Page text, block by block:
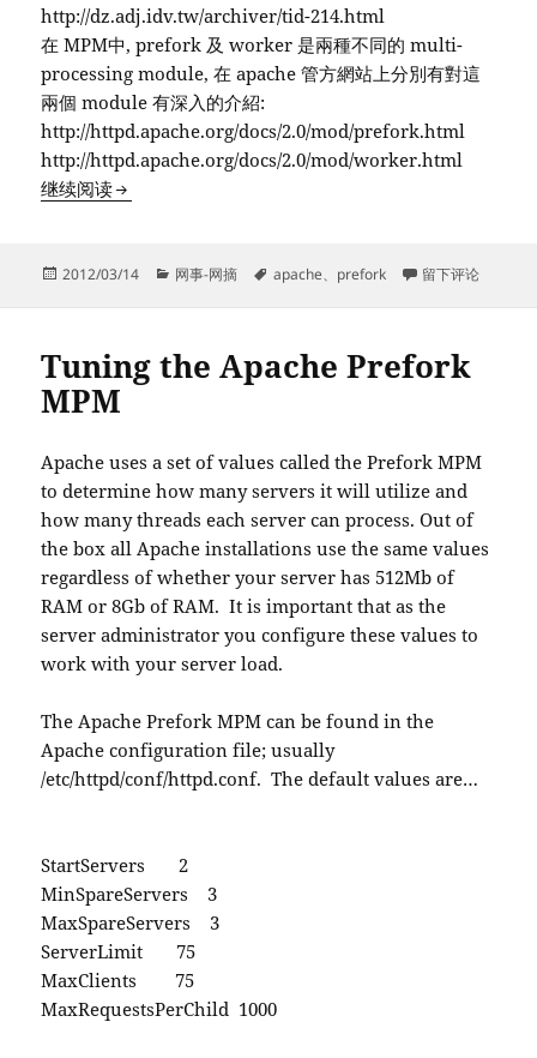
http://dz.adj.idv.tw/archiver/tid-214.html
在 MPM中, prefork 及 worker 是兩種不同的 multi-
processing module, 在 apache 管方網站上分別有對這
兩個 module 有深入的介紹:
http://httpd.apache.org/docs/2.0/mod/prefork.html
http://httpd.apache.org/docs/2.0/mod/worker.html
继续阅读Apache的PreFork MPM功能
发
2012/03/14
分
网事-网摘
标
apache、 prefork 于Apache的
留下评论
Tuning the Apache Prefork
MPM
Apache uses a set of values called the Prefork MPM
to determine how many servers it will utilize and
how many threads each server can process. Out of
the box all Apache installations use the same values
regardless of whether your server has 512Mb of
RAM or 8Gb of RAM. It is important that as the
server administrator you configure these values to
work with your server load.
The Apache Prefork MPM can be found in the
Apache configuration file; usually
/etc/httpd/conf/httpd.conf. The default values are…
StartServers 2
MinSpareServers 3
MaxSpareServers 3
ServerLimit 75
MaxClients 75
MaxRequestsPerChild 1000